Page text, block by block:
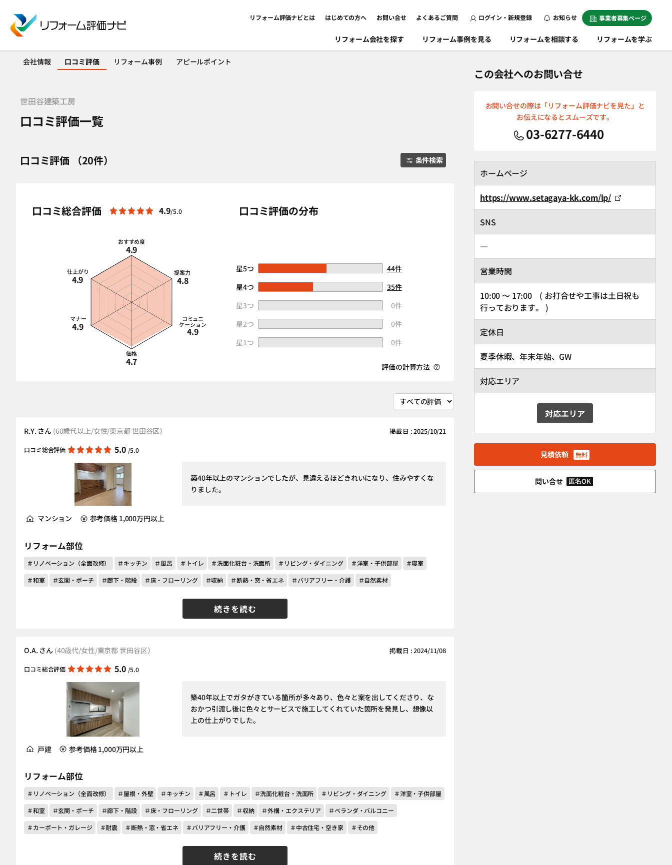
リフォーム評価ナビとは はじめての方へ お問い合せ よくあるご質問 ログイン・新規登録 お知らせ 事業者募集ページ
リフォーム会社を探す リフォーム事例を見る リフォームを相談する リフォームを学ぶ
会社情報 口コミ評価 リフォーム事例 アピールポイント
世田谷建築工房
口コミ評価一覧
口コミ評価 （20件） 条件検索
口コミ総合評価 4.9/5.0
おすすめ度
4.9
提案力
4.8
コミュニ
ケーション
4.9
価格
4.7
マナー
4.9
仕上がり
4.9
口コミ評価の分布
星5つ
44件
星4つ
35件
星3つ
0件
星2つ
0件
星1つ
0件
評価の計算方法
R.Y. さん (60歳代以上/女性/東京都 世田谷区） 掲載日 : 2025/10/21
口コミ総合評価 5.0 /5.0
築40年以上のマンションでしたが、見違えるほどきれいになり、住みやすくな
りました。
続きを読む
マンション 参考価格 1,000万円以上
リフォーム部位
＃リノベーション（全面改修） ＃キッチン ＃風呂 ＃トイレ ＃洗面化粧台・洗面所 ＃リビング・ダイニング ＃洋室・子供部屋
＃寝室
＃和室
＃玄関・ポーチ ＃廊下・階段 ＃床・フローリング ＃収納 ＃断熱・窓・省エネ ＃バリアフリー・介護 ＃自然素材
O.A. さん (40歳代/女性/東京都 世田谷区） 掲載日 : 2024/11/08
口コミ総合評価 5.0 /5.0
築40年以上でガタがきている箇所が多々あり、色々と案を出してくださり、な
おかつ引渡し後に色々とサービスで施工してくれていた箇所を発見し、想像以
上の仕上がりでした。
続きを読む
戸建 参考価格 1,000万円以上
リフォーム部位
＃リノベーション（全面改修） ＃屋根・外壁 ＃キッチン ＃風呂 ＃トイレ ＃洗面化粧台・洗面所 ＃リビング・ダイニング
＃洋室・子供部屋
＃和室
＃玄関・ポーチ ＃廊下・階段 ＃床・フローリング ＃二世帯 ＃収納 ＃外構・エクステリア
＃ベランダ・バルコニー
＃カーポート・ガレージ
＃耐震 ＃断熱・窓・省エネ ＃バリアフリー・介護 ＃自然素材 ＃中古住宅・空き家 ＃その他
この会社へのお問い合せ
お問い合せの際は「リフォーム評価ナビを見た」と
お伝えになるとスムーズです。
03-6277-6440
ホームページ
https://www.setagaya-kk.com/lp/
SNS
―
営業時間
10:00 ～ 17:00 ( お打合せや工事は土日祝も
行っております。 )
定休日
夏季休暇、年末年始、GW
対応エリア
対応エリア
見積依頼 無料
問い合せ 匿名OK